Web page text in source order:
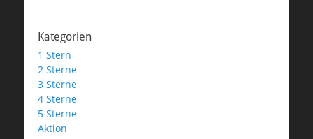
Kategorien
1 Stern
2 Sterne
3 Sterne
4 Sterne
5 Sterne
Aktion